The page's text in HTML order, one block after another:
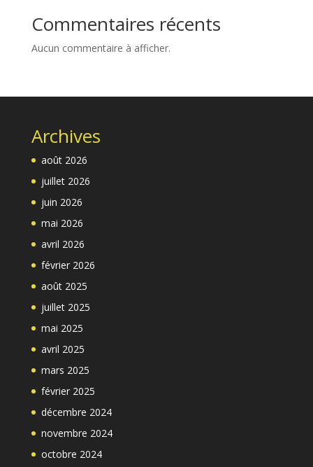
Commentaires récents
Aucun commentaire à afficher.
Archives
août 2026
juillet 2026
juin 2026
mai 2026
avril 2026
février 2026
août 2025
juillet 2025
mai 2025
avril 2025
mars 2025
février 2025
décembre 2024
novembre 2024
octobre 2024